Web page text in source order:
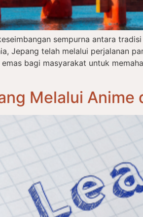
sempurna antara
Jepang telah melalui perjalanan
bagi masyarakat untuk
Melalui Anime